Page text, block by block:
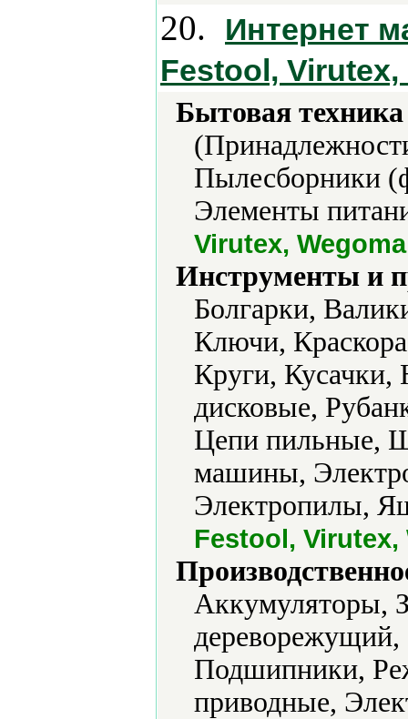
20.
Интернет
Festool,
Бытовая
Пылесборники
Элементы
Virutex, Wegoma
Инструменты и
Болгарки,
Ключи,
Круги,
дисковые,
Цепи пильные,
машины,
Электропилы,
Festool, Virutex,
Аккумуляторы,
Подшипники,
приводные,